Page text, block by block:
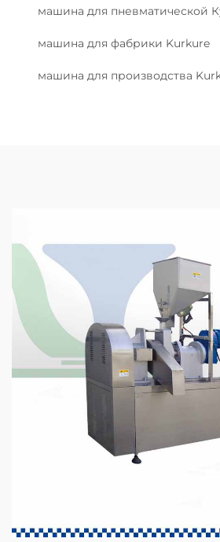
машина для пневматической
машина для фабрики Kurkure
машина для производства